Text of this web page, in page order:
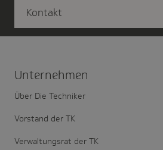
Kontakt
Unter­nehmen
Über Die Techniker
Vorstand der TK
Verwaltungsrat der TK